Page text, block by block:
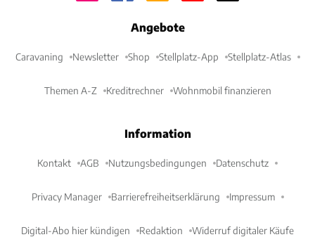
Angebote
Caravaning Newsletter Shop Stellplatz-App Stellplatz-Atlas
Themen A-Z Kreditrechner Wohnmobil finanzieren
Information
Kontakt AGB Nutzungsbedingungen Datenschutz
Privacy Manager Barrierefreiheitserklärung Impressum
Digital-Abo hier kündigen Redaktion Widerruf digitaler Käufe